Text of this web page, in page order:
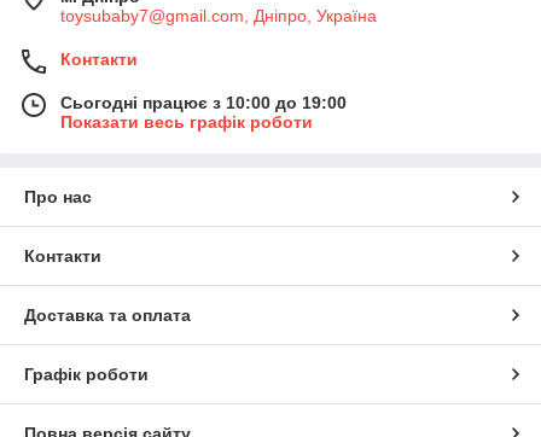
toysubaby7@gmail.com, Дніпро, Україна
Контакти
Сьогодні працює з 10:00 до 19:00
Показати весь графік роботи
Про нас
Контакти
Доставка та оплата
Графік роботи